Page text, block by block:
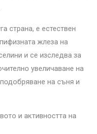
страна, е естествен
жлеза на
и се изследва за
увеличаване на
на съня и
и активността на